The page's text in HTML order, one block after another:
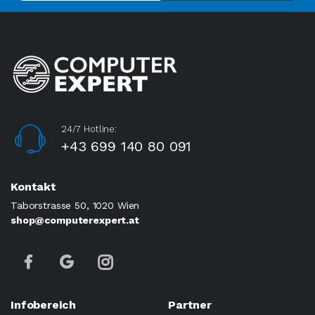
24/7 Hotline:
+43 699 140 80 091
Kontakt
Taborstrasse 50, 1020 Wien
shop@computerexpert.at
Infobereich Partner